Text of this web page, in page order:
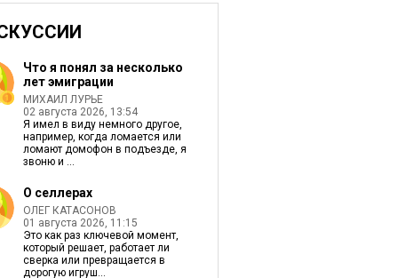
Что я понял за несколько
лет эмиграции
МИХАИЛ ЛУРЬЕ
02 августа 2026, 13:54
Я имел в виду немного другое,
например, когда ломается или
ломают домофон в подъезде, я
звоню и ...
О селлерах
ОЛЕГ КАТАСОНОВ
01 августа 2026, 11:15
Это как раз ключевой момент,
который решает, работает ли
сверка или превращается в
дорогую игруш...